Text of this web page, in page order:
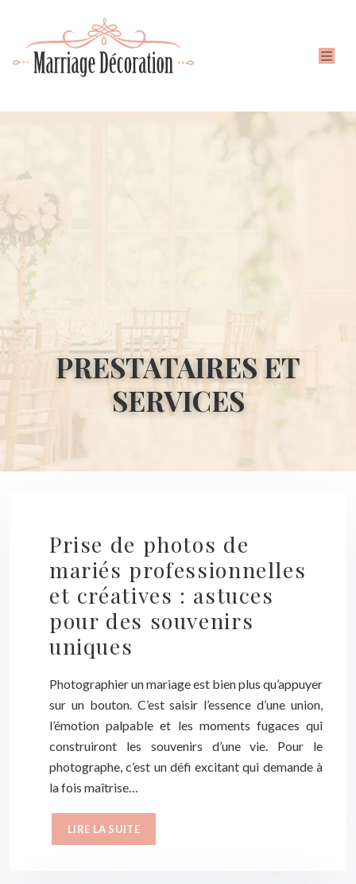
PRESTATAIRES ET
SERVICES
Prise de photos de
mariés professionnelles
et créatives : astuces
pour des souvenirs
uniques
Photographier un mariage est bien plus qu’appuyer
sur un bouton. C’est saisir l’essence d’une union,
l’émotion palpable et les moments fugaces qui
construiront les souvenirs d’une vie. Pour le
photographe, c’est un défi excitant qui demande à
la fois maîtrise…
LIRE LA SUITE